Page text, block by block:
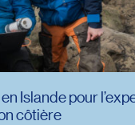
Islande pour
côtière